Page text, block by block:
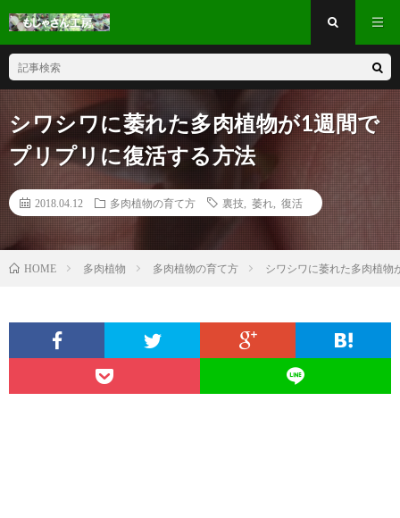
シワシワに萎れた多肉植物が1週間で
プリプリに復活する方法
2018.04.12 多肉植物の育て方 裏技 萎れ 復活
HOME 多肉植物 多肉植物の育て方 シワシワに萎れた多肉植物